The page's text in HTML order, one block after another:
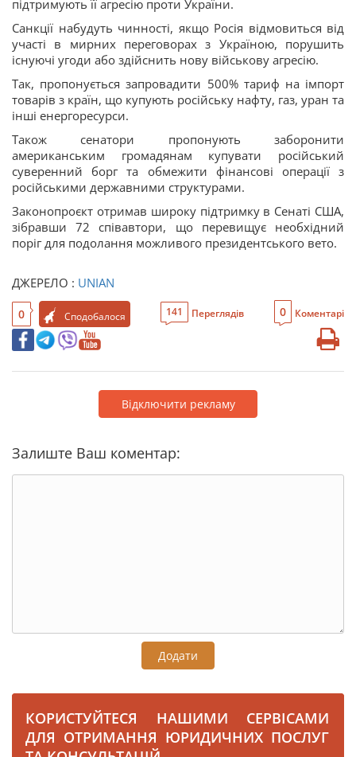
підтримують її агресію проти України.
Санкції набудуть чинності, якщо Росія відмовиться від
участі в мирних переговорах з Україною, порушить
існуючі угоди або здійснить нову військову агресію.
Так, пропонується запровадити 500% тариф на імпорт
товарів з країн, що купують російську нафту, газ, уран та
інші енергоресурси.
Також сенатори пропонують заборонити
американським громадянам купувати російський
суверенний борг та обмежити фінансові операції з
російськими державними структурами.
Законопроєкт отримав широку підтримку в Сенаті США,
зібравши 72 співавтори, що перевищує необхідний
поріг для подолання можливого президентського вето.
ДЖЕРЕЛО : UNIAN
0 Сподобалося 141 Переглядів 0 Коментарі
Відключити рекламу
Залиште Ваш коментар:
Додати
КОРИСТУЙТЕСЯ НАШИМИ СЕРВІСАМИ
ДЛЯ ОТРИМАННЯ ЮРИДИЧНИХ ПОСЛУГ